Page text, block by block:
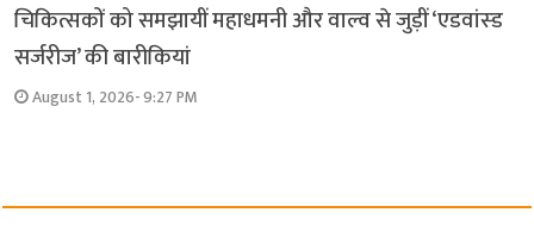
चिकित्सकों को समझायीं महाधमनी और वाल्व से जुड़ीं ‘एडवांस्ड
सर्जरीज’ की बारीकियां
August 1, 2026- 9:27 PM